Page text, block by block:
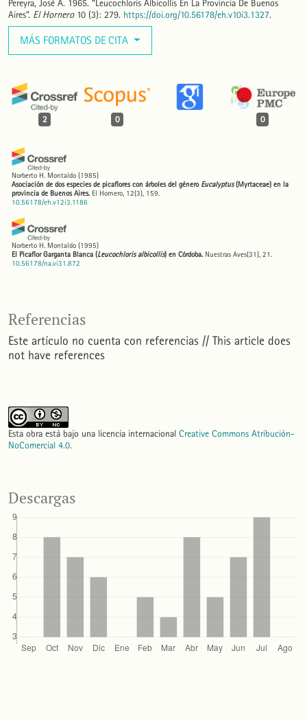
Pereyra, José A. 1965. “Leucochloris Albicollis En La Provincia De Buenos
Aires”. El Hornero10 (3): 279. https://doi.org/10.56178/eh.v10i3.1327.
MÁS FORMATOS DE CITA
2 0 0
Norberto H. Montaldo (1985)
Asociación de dos especies de picaflores con árboles del género Eucalyptus(Myrtaceae) en la
provincia de Buenos Aires. El Hornero, 12(3), 159.
10.56178/eh.v12i3.1186
Norberto H. Montaldo (1995)
El Picaflor Garganta Blanca (Leucochloris albicollis) en Córdoba. Nuestras Aves(31), 21.
10.56178/na.vi31.872
Referencias
Este artículo no cuenta con referencias // This article does
not have references
Esta obra está bajo una licencia internacional Creative Commons Atribución-
NoComercial 4.0.
Descargas